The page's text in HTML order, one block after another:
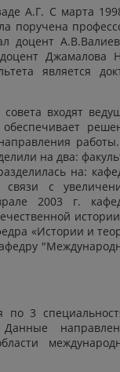
А.Г. С марта
поручена
доцент
Джамалова
является
входят
на два:
на:
с
2003 г.
«Истории и
по 3
Данные